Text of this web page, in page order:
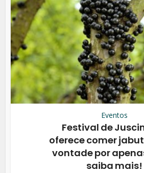
Eventos
Festival de
oferece comer
vontade por
saiba mais!